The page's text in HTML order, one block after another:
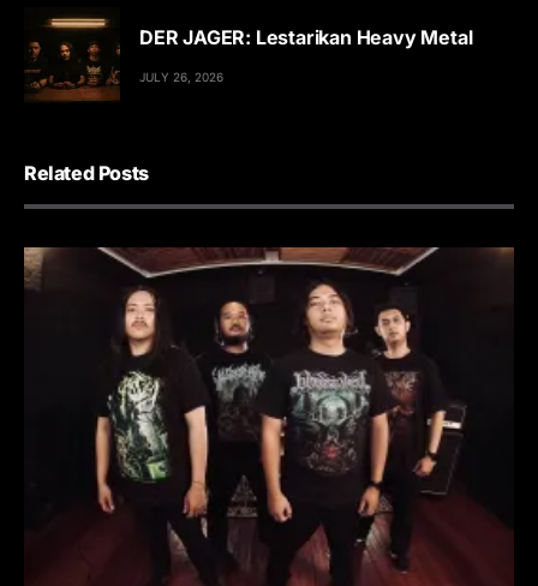
DER JAGER: Lestarikan Heavy Metal
JULY 26, 2026
Related Posts